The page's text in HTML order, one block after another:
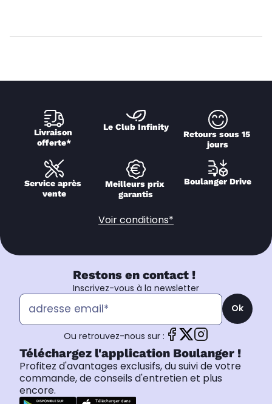
Livraison
offerte*
Le Club Infinity
Retours sous 15
jours
Service après
vente
Meilleurs prix
garantis
Boulanger Drive
Voir conditions*
Restons en contact !
Inscrivez-vous à la newsletter
Ok
Ou retrouvez-nous sur :
Téléchargez l'application Boulanger !
Profitez d'avantages exclusifs, du suivi de votre
commande, de conseils d'entretien et plus
encore.